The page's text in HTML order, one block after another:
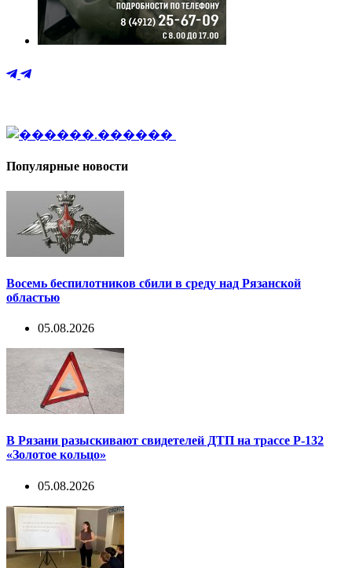
Популярные новости
Восемь беспилотников сбили в среду над Рязанской
областью
05.08.2026
В Рязани разыскивают свидетелей ДТП на трассе Р-132
«Золотое кольцо»
05.08.2026